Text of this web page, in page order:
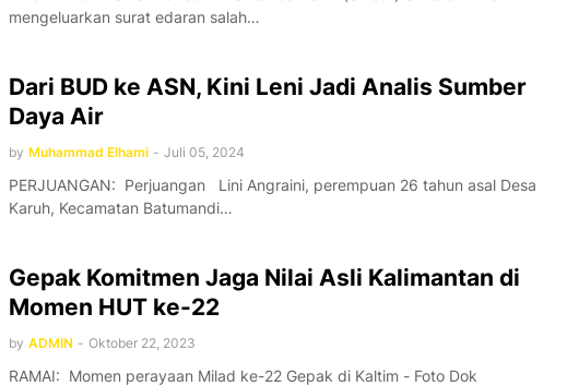
mengeluarkan surat edaran salah…
Dari BUD ke ASN, Kini Leni Jadi Analis Sumber
Daya Air
by Muhammad Elhami - Juli 05, 2024
PERJUANGAN: Perjuangan Lini Angraini, perempuan 26 tahun asal Desa
Karuh, Kecamatan Batumandi…
Gepak Komitmen Jaga Nilai Asli Kalimantan di
Momen HUT ke-22
by ADMIN - Oktober 22, 2023
RAMAI: Momen perayaan Milad ke-22 Gepak di Kaltim - Foto Dok